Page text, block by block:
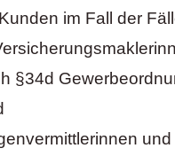
im Fall der
§34d
und